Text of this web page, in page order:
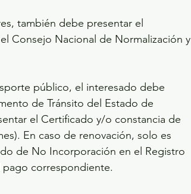
también debe presentar el
Consejo Nacional de Normalización y
público, el interesado debe
de Tránsito del Estado de
el Certificado y/o constancia de
En caso de renovación, solo es
de No Incorporación en el Registro
correspondiente.